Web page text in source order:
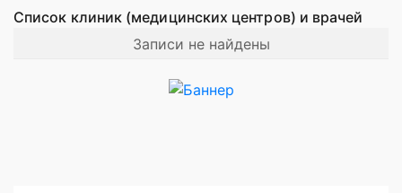
Список клиник (медицинских центров) и врачей
Записи не найдены